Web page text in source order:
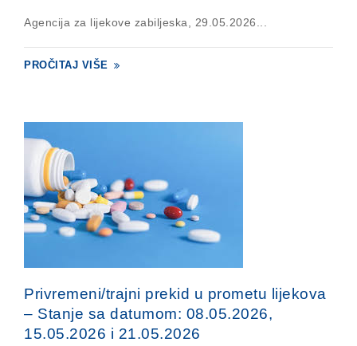
Agencija za lijekove zabiljeska, 29.05.2026...
PROČITAJ VIŠE
Privremeni/trajni prekid u prometu lijekova
– Stanje sa datumom: 08.05.2026,
15.05.2026 i 21.05.2026